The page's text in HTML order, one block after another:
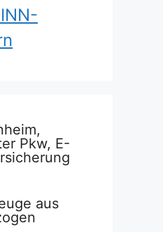
Pkw, E-
aus